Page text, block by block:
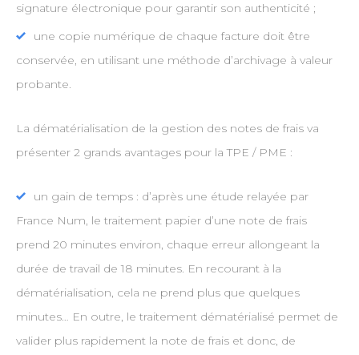
signature électronique pour garantir son authenticité ;
une copie numérique de chaque facture doit être
conservée, en utilisant une méthode d’archivage à valeur
probante.
La dématérialisation de la gestion des notes de frais va
présenter 2 grands avantages pour la TPE / PME :
un gain de temps : d’après une étude relayée par
France Num, le traitement papier d’une note de frais
prend 20 minutes environ, chaque erreur allongeant la
durée de travail de 18 minutes. En recourant à la
dématérialisation, cela ne prend plus que quelques
minutes… En outre, le traitement dématérialisé permet de
valider plus rapidement la note de frais et donc, de